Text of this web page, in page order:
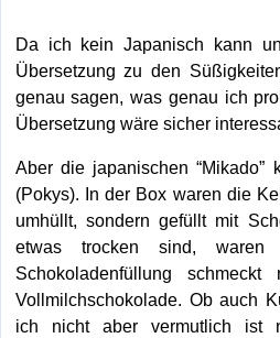
Da ich kein Japanisch kann
Übersetzung zu den
genau sagen, was genau ich
Übersetzung wäre sicher
Aber die japanischen “Mikado”
(Pokys). In der Box waren die
umhüllt, sondern gefüllt mit
etwas trocken sind,
Schokoladenfüllung
Vollmilchschokolade. Ob auch
ich nicht aber vermutlich ist